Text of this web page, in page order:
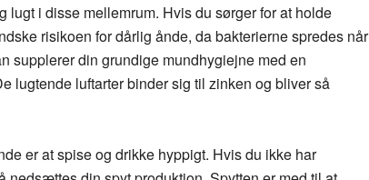
i disse mellemrum. Hvis du sørger for at holde
risikoen for dårlig ånde, da bakterierne spredes når
supplerer din grundige mundhygiejne med en
lugtende luftarter binder sig til zinken og bliver så
er at spise og drikke hyppigt. Hvis du ikke har